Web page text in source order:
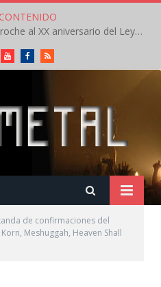
Crónica: Helloween pone el broche al XX aniversario del Leyendas del Rock – Sábado – Agosto 2026
YoutubeFacebookRSS
de confirmaciones del
Meshuggah, Heaven Shall